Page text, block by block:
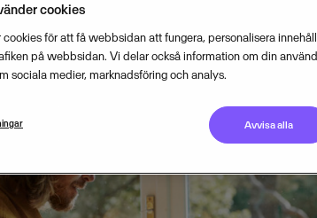
cookies
för att få webbsidan att fungera, personalisera
på webbsidan. Vi delar också information om din
sociala medier, marknadsföring och analys.
Avvisa alla